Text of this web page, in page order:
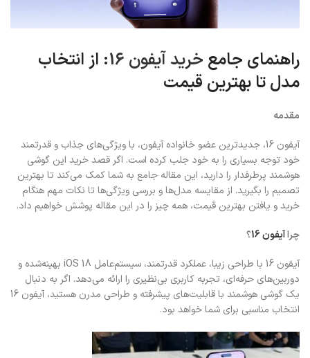
راهنمای جامع خرید آیفون 16
: از انتخاب
مدل تا بهترین قیمت
مقدمه
آیفون 16، جدیدترین عضو خانواده آیفون، با ویژگی‌های جذاب و قدرتمند
خود توجه بسیاری را به خود جلب کرده است. اگر قصد خرید این گوشی
هوشمند پرطرفدار را دارید، این مقاله جامع به شما کمک می‌کند تا بهترین
تصمیم را بگیرید. از مقایسه مدل‌ها و بررسی ویژگی‌ها تا نکات مهم هنگام
خرید و یافتن بهترین قیمت، همه چیز را در این مقاله پوشش خواهیم داد.
چراآیفون 16
؟
آیفون 16 با طراحی زیبا، عملکرد قدرتمند، سیستم‌عامل iOS 18 بهینه‌شده و
دوربین‌های حرفه‌ای، تجربه کاربری بی‌نظیری را ارائه می‌دهد. اگر به دنبال
یک گوشی هوشمند با قابلیت‌های پیشرفته و طراحی مدرن هستید، آیفون 16
انتخاب مناسبی برای شما خواهد بود.